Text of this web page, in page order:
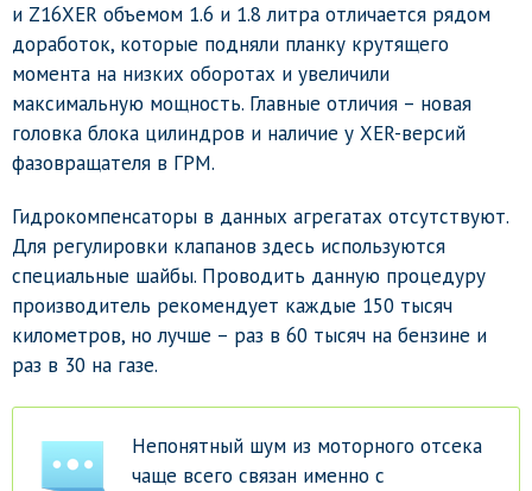
и Z16XER объемом 1.6 и 1.8 литра отличается рядом
доработок, которые подняли планку крутящего
момента на низких оборотах и увеличили
максимальную мощность. Главные отличия – новая
головка блока цилиндров и наличие у XER-версий
фазовращателя в ГРМ.
Гидрокомпенсаторы в данных агрегатах отсутствуют.
Для регулировки клапанов здесь используются
специальные шайбы. Проводить данную процедуру
производитель рекомендует каждые 150 тысяч
километров, но лучше – раз в 60 тысяч на бензине и
раз в 30 на газе.
Непонятный шум из моторного отсека
чаще всего связан именно с